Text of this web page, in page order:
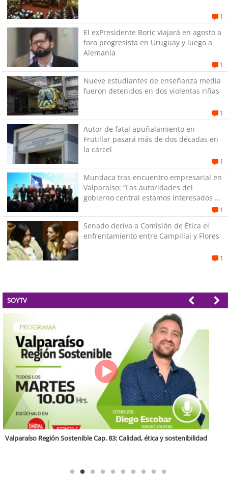
1
El exPresidente Boric viajará en agosto a
foro progresista en Uruguay y luego a
Alemania
1
Nueve estudiantes de enseñanza media
fueron detenidos en dos violentas riñas
1
Autor de fatal apuñalamiento en
Frutillar pasará más de dos décadas en
la cárcel
1
Mundaca tras encuentro empresarial en
Valparaíso: “Las autoridades del
gobierno central estamos interesados en
1
Senado deriva a Comisión de Ética el
enfrentamiento entre Campillai y Flores
1
SOYTV